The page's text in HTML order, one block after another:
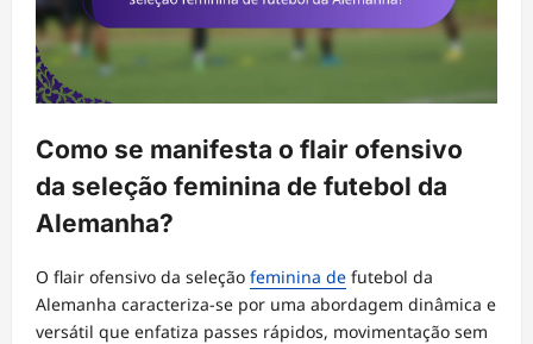
Como se manifesta o flair ofensivo
da seleção feminina de futebol da
Alemanha?
O flair ofensivo da seleção feminina de futebol da
Alemanha caracteriza-se por uma abordagem dinâmica e
versátil que enfatiza passes rápidos, movimentação sem